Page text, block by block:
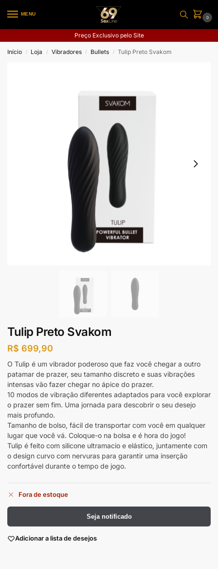
MENU
0
Preço Exclusivo pelo Site
Início / Loja / Vibradores / Bullets / Tulip Preto Svakom
Tulip Preto Svakom
R$ 699,90
O Tulip é um vibrador poderoso que faz você chegar a outro
patamar de prazer, seu tamanho discreto e suas vibrações
intensas vão fazer chegar no ápice do prazer.
10 modos de vibração diferentes adaptados para você explorar
o prazer sem fim. Uma jornada para descobrir o seu desejo
mais profundo.
Tamanho de bolso, fácil de transportar com você em qualquer
lugar que você vá. Coloque-o na bolsa e é hora do jogo!
Tulip é feito com silicone ultramacio e elástico, juntamente com
o design curvo com nervuras para garantir uma inserção
confortável durante o tempo de jogo.
Fora de estoque
Seja notificado
Adicionar a lista de desejos